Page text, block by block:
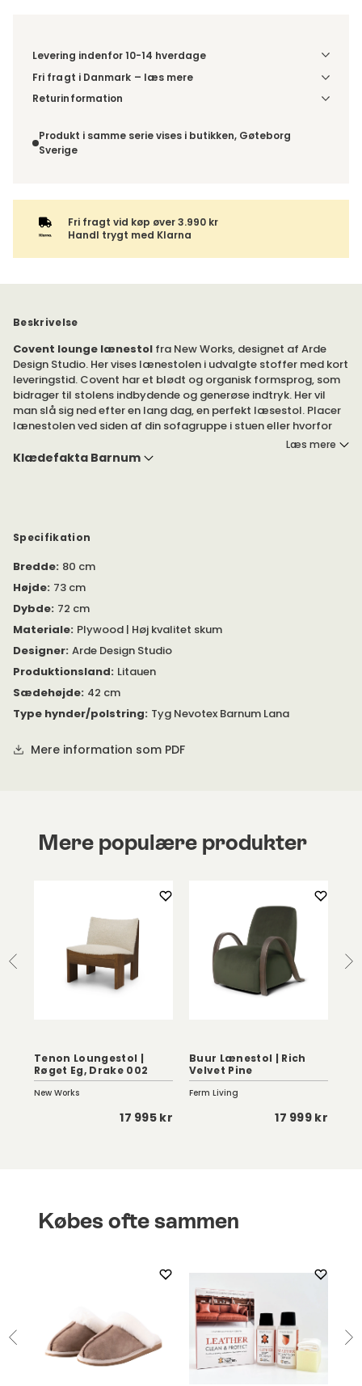
Levering indenfor 10-14 hverdage
Fri fragt i Danmark – læs mere
Denne vare leveres til din dør/tomtgrænse. Inden levering
produkter, sendes hele ordren samlet.
Returinformation
ordre.
Produkt i samme serie vises i butikken, Gøteborg
Sverige
Fri fragt vid køp øver 3.990 kr
Handl trygt med Klarna
Beskrivelse
Covent lounge lænestol fra New Works, designet af Arde
Design Studio. Her vises lænestolen i udvalgte stoffer med kort
leveringstid. Covent har et blødt og organisk formsprog, som
bidrager til stolens indbydende og generøse indtryk. Her vil
man slå sig ned efter en lang dag, en perfekt læsestol. Placer
lænestolen ved siden af din sofagruppe i stuen eller hvorfor
ikke bruge den i soveværelset som ekstra siddeplads.
Stolen kan også vælges i valgfrit stof efter eget ønske med
Se vedhæftet
om produktet.
I samme serie tilbydesCovent også som
spisebordsstol
og sofa .
Læs mere
Klædefakta Barnum
Specifikation
Bredde: 80 cm
Højde: 73 cm
Dybde: 72 cm
Materiale: Plywood | Høj kvalitet skum
Designer: Arde Design Studio
Produktionsland: Litauen
Sædehøjde: 42 cm
Type hynder/polstring: Tyg Nevotex Barnum Lana
Mere information som PDF
Mere populære produkter
Tenon Loungestol |
Røget Eg, Drake 002
New Works
17 995 kr
Buur Lænestol | Rich
Velvet Pine
Ferm Living
17 999 kr
Købes ofte sammen